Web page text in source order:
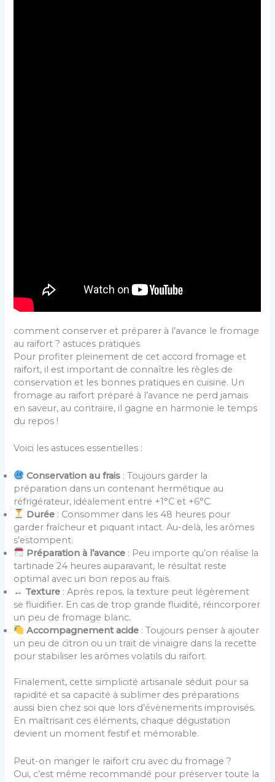
comment conserver et préparer à l’avance le fromage
au raifort ? astuces pratiques
Pour profiter pleinement de cet accord fromage et
raifort, il est important de connaître les règles de
conservation et les bonnes pratiques en cuisine. Un
fromage au raifort préparé à l’avance ne perd jamais
en saveur, au contraire, il gagne en harmonie le temps
du repos !
Voici les astuces essentielles :
Conservation au frais : Toujours garder la
préparation dans un contenant hermétique au
réfrigérateur, idéalement entre +1°C et +6°C.
Durée : Consommer dans les 48 heures pour
garder fraîcheur et piquant intact. Au-delà, les arômes
s’estompent.
Préparation à l’avance : Peu importe qu’on réalise la
tartinade 24 heures auparavant, le résultat reste
optimal avec un bon repos au frais.
↔️ Texture : Après repos, la texture peut légèrement
se fluidifier. En cas de trop grande fluidité, réincorporer
un peu de fromage blanc.
Accompagnement acide : Toujours penser à ajouter
un peu de citron ou un trait de vinaigre dans la recette
pour stabiliser les arômes volatils du raifort.
Finalement, cette simplicité artisanale séduit pour sa
rapidité et sa capacité à sublimer des préparations
aussi bien chez soi que lors d’évènements improvisés.
En maîtrisant ces éléments, chaque dégustation
devient un moment festif et mémorable.
Peut-on manger le raifort cru avec du fromage ?
Oui, c’est même recommandé pour préserver toute la